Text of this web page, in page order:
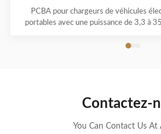
220V/380V
PCBA pour chargeurs de véhicules
portables avec une puissance de 3,3 à
multi-protection et une garantie de 1 à 3
Contactez-
You Can Contact Us At